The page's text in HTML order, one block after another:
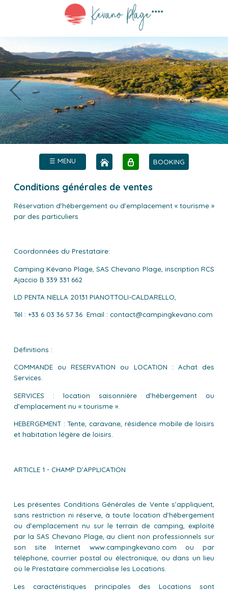
☰ MENU BOOKING
Conditions générales de ventes
Réservation d’hébergement ou d’emplacement « tourisme »
par des particuliers
Coordonnées du Prestataire:
Camping Kévano Plage, SAS Chevano Plage, inscription RCS
Ajaccio B 339 331 662
LD PENTA NIELLA 20131 PIANOTTOLI-CALDARELLO,
Tél : +33 6 03 36 57 36 Email : contact@campingkevano.com
Définitions :
COMMANDE ou RESERVATION ou LOCATION : Achat des
Services.
SERVICES : location saisonnière d’hébergement ou
d’emplacement nu « tourisme ».
HEBERGEMENT : Tente, caravane, résidence mobile de loisirs
et habitation légère de loisirs.
ARTICLE 1 - CHAMP D’APPLICATION
Les présentes Conditions Générales de Vente s’appliquent,
sans restriction ni réserve, à toute location d’hébergement
ou d’emplacement nu sur le terrain de camping, exploité
par la SAS Chevano Plage, au client non professionnels sur
son site Internet www.campingkevano.com ou par
téléphone, courrier postal ou électronique, ou dans un lieu
où le Prestataire commercialise les Locations.
Les caractéristiques principales des Locations sont